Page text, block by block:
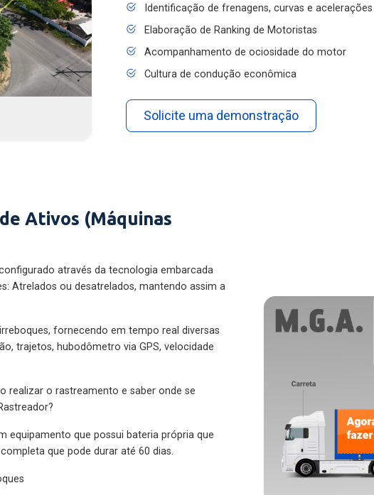
Identificação de frenagens, curvas e acelerações
Elaboração de Ranking de Motoristas
Acompanhamento de ociosidade do motor
Cultura de condução econômica
Solicite uma demonstração
Ativos (Máquinas
através da tecnologia embarcada
Atrelados ou desatrelados, mantendo assim a
fornecendo em tempo real diversas
trajetos, hubodômetro via GPS, velocidade
realizar o rastreamento e saber onde se
equipamento que possui bateria própria que
que pode durar até 60 dias.